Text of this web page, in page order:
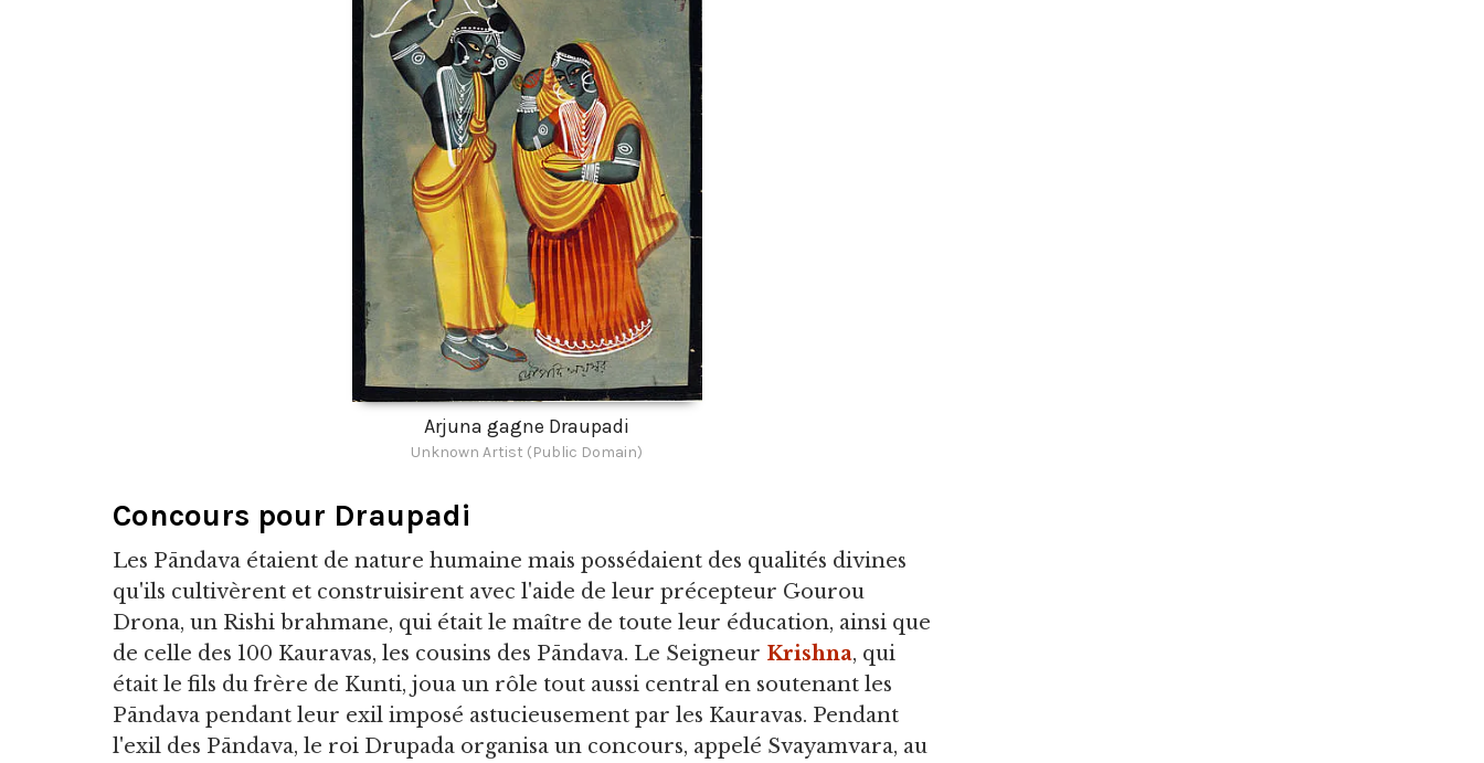
Arjuna gagne Draupadi
Unknown Artist (Public Domain)
Concours pour Draupadi
Les Pāndava étaient de nature humaine mais possédaient des qualités divines
qu'ils cultivèrent et construisirent avec l'aide de leur précepteur Gourou
Drona, un Rishi brahmane, qui était le maître de toute leur éducation, ainsi que
de celle des 100 Kauravas, les cousins des Pāndava. Le Seigneur Krishna, qui
était le fils du frère de Kunti, joua un rôle tout aussi central en soutenant les
Pāndava pendant leur exil imposé astucieusement par les Kauravas. Pendant
l'exil des Pāndava, le roi Drupada organisa un concours, appelé Svayamvara, au